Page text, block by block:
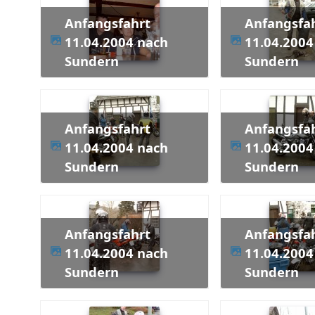
Anfangsfahrt
11.04.2004 nach
Sundern
Anfangsfahrt
Sundern
Anfangsfahrt
11.04.2004 nach
Sundern
Anfangsfahrt
Sundern
Anfangsfahrt
11.04.2004 nach
Sundern
Anfangsfahrt
Sundern